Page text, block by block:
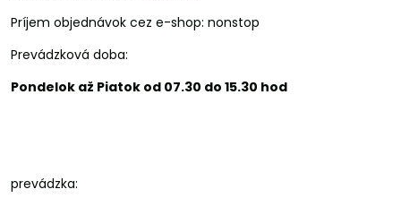
Príjem objednávok cez e-shop: nonstop
Prevádzková doba:
Pondelok až Piatok od 07.30 do 15.30 hod
prevádzka: